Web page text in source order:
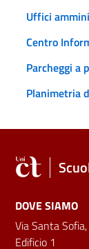
Uffici
Centro
Parcheggi a
Planimetria
DOVE SIAMO
Via Santa
Edificio 1